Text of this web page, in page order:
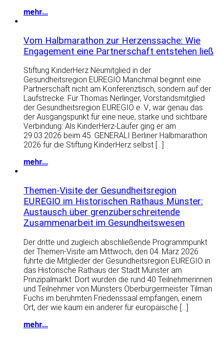
mehr...
Vom Halbmarathon zur Herzenssache: Wie
Engagement eine Partnerschaft entstehen ließ
Stiftung KinderHerz Neumitglied in der
Gesundheitsregion EUREGIO Manchmal beginnt eine
Partnerschaft nicht am Konferenztisch, sondern auf der
Laufstrecke. Für Thomas Nerlinger, Vorstandsmitglied
der Gesundheitsregion EUREGIO e. V., war genau das
der Ausgangspunkt für eine neue, starke und sichtbare
Verbindung: Als KinderHerz‑Läufer ging er am
29.03.2026 beim 45. GENERALI Berliner Halbmarathon
2026 für die Stiftung KinderHerz selbst […]
mehr...
Themen-Visite der Gesundheitsregion
EUREGIO im Historischen Rathaus Münster:
Austausch über grenzüberschreitende
Zusammenarbeit im Gesundheitswesen
Der dritte und zugleich abschließende Programmpunkt
der Themen-Visite am Mittwoch, den 04. März 2026
führte die Mitglieder der Gesundheitsregion EUREGIO in
das Historische Rathaus der Stadt Münster am
Prinzipalmarkt. Dort wurden die rund 40 Teilnehmerinnen
und Teilnehmer von Münsters Oberbürgermeister Tilman
Fuchs im berühmten Friedenssaal empfangen, einem
Ort, der wie kaum ein anderer für europäische […]
mehr...